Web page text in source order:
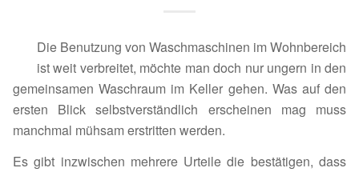
Die Benutzung von Waschmaschinen im Wohnbereich
ist weit verbreitet, möchte man doch nur ungern in den
gemeinsamen Waschraum im Keller gehen. Was auf den
ersten Blick selbstverständlich erscheinen mag muss
manchmal mühsam erstritten werden.
Es gibt inzwischen mehrere Urteile die bestätigen, dass